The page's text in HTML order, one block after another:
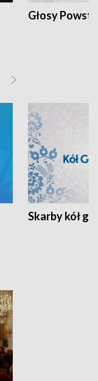
Głosy
Skarby kół